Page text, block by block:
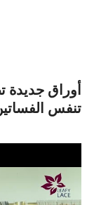
أوراق
تنفس